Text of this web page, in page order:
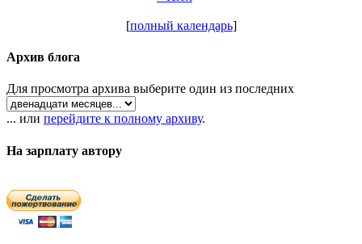
[полный календарь]
Архив блога
Для просмотра архива выберите один из последних
... или перейдите к полному архиву.
На зарплату автору